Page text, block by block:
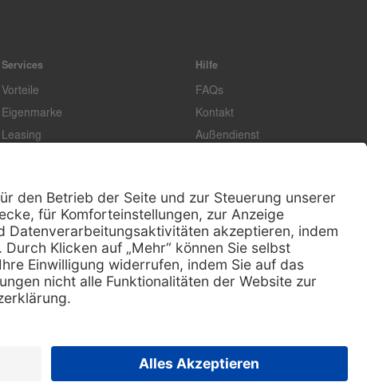
Services
Vorteile
Eigenmarke
Leasing
Hilfe
FAQs
Kontakt
Außendienst
Zertifikat Rechtliches
Impressum
Datenschutz
AGB